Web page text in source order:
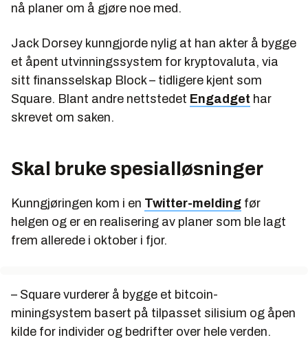
nå planer om å gjøre noe med.
Jack Dorsey kunngjorde nylig at han akter å bygge
et åpent utvinningssystem for kryptovaluta, via
sitt finansselskap Block – tidligere kjent som
Square. Blant andre nettstedet Engadget har
skrevet om saken.
Skal bruke spesialløsninger
Kunngjøringen kom i en Twitter-melding før
helgen og er en realisering av planer som ble lagt
frem allerede i oktober i fjor.
– Square vurderer å bygge et bitcoin-
miningsystem basert på tilpasset silisium og åpen
kilde for individer og bedrifter over hele verden.